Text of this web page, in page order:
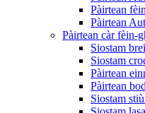
Pàirtean
Pàirtean
Pàirtean càr fèin-
Siostam
Siostam
Pàirtean
Pàirtean
Siostam